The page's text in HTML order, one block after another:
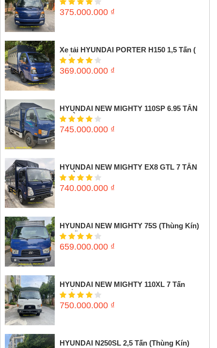
375.000.000 ₫
Xe tải HYUNDAI PORTER H150 1,5 Tấn (
Thùng mui bạt)
369.000.000 ₫
HYUNDAI NEW MIGHTY 110SP 6.95 TẤN
(THÙNG MUI BẠT)
745.000.000 ₫
HYUNDAI NEW MIGHTY EX8 GTL 7 TẤN
(THÙNG MUI BẠT)
740.000.000 ₫
HYUNDAI NEW MIGHTY 75S (Thùng Kín)
3,5 tấn
659.000.000 ₫
HYUNDAI NEW MIGHTY 110XL 7 Tấn
(Thùng mui bạt)
750.000.000 ₫
HYUNDAI N250SL 2,5 Tấn (Thùng Kín)